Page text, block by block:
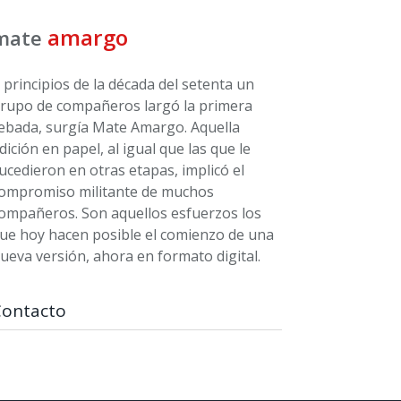
amargo
principios de la década del setenta un
de compañeros largó la primera
surgía Mate Amargo. Aquella
en papel, al igual que las que le
en otras etapas, implicó el
militante de muchos
Son aquellos esfuerzos los
hoy hacen posible el comienzo de una
versión, ahora en formato digital.